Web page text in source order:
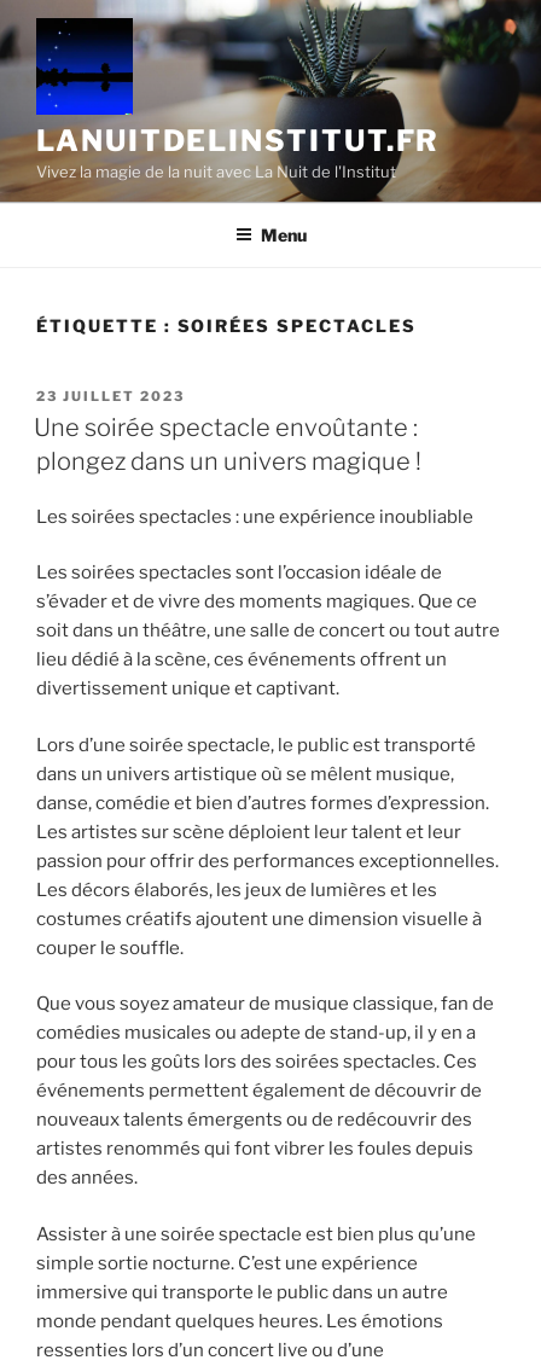
Aller
au
contenu
principal
LANUITDELINSTITUT.FR
Vivez la magie de la nuit avec La Nuit de l'Institut
Menu
ÉTIQUETTE : SOIRÉES SPECTACLES
PUBLIÉ
LE
23 JUILLET 2023
Une soirée spectacle envoûtante :
plongez dans un univers magique !
Les soirées spectacles : une expérience inoubliable
Les soirées spectacles sont l’occasion idéale de
s’évader et de vivre des moments magiques. Que ce
soit dans un théâtre, une salle de concert ou tout autre
lieu dédié à la scène, ces événements offrent un
divertissement unique et captivant.
Lors d’une soirée spectacle, le public est transporté
dans un univers artistique où se mêlent musique,
danse, comédie et bien d’autres formes d’expression.
Les artistes sur scène déploient leur talent et leur
passion pour offrir des performances exceptionnelles.
Les décors élaborés, les jeux de lumières et les
costumes créatifs ajoutent une dimension visuelle à
couper le souffle.
Que vous soyez amateur de musique classique, fan de
comédies musicales ou adepte de stand-up, il y en a
pour tous les goûts lors des soirées spectacles. Ces
événements permettent également de découvrir de
nouveaux talents émergents ou de redécouvrir des
artistes renommés qui font vibrer les foules depuis
des années.
Assister à une soirée spectacle est bien plus qu’une
simple sortie nocturne. C’est une expérience
immersive qui transporte le public dans un autre
monde pendant quelques heures. Les émotions
ressenties lors d’un concert live ou d’une